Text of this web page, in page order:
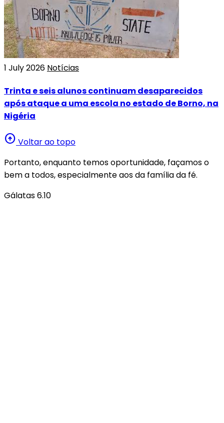
1 July 2026 Notícias
Trinta e seis alunos continuam desaparecidos
após ataque a uma escola no estado de Borno, na
Nigéria
arrow_circle_up Voltar ao topo
Portanto, enquanto temos oportunidade, façamos o
bem a todos, especialmente aos da família da fé.
Gálatas 6.10